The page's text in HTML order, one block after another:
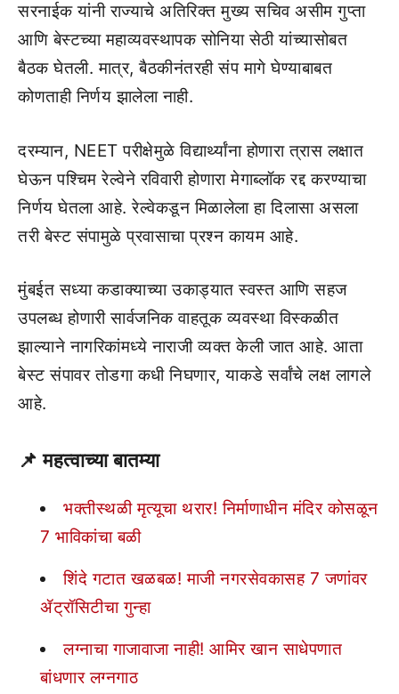
सरनाईक यांनी राज्याचे अतिरिक्त मुख्य सचिव असीम गुप्ता
आणि बेस्टच्या महाव्यवस्थापक सोनिया सेठी यांच्यासोबत
बैठक घेतली. मात्र, बैठकीनंतरही संप मागे घेण्याबाबत
कोणताही निर्णय झालेला नाही.
दरम्यान, NEET परीक्षेमुळे विद्यार्थ्यांना होणारा त्रास लक्षात
घेऊन पश्चिम रेल्वेने रविवारी होणारा मेगाब्लॉक रद्द करण्याचा
निर्णय घेतला आहे. रेल्वेकडून मिळालेला हा दिलासा असला
तरी बेस्ट संपामुळे प्रवासाचा प्रश्न कायम आहे.
मुंबईत सध्या कडाक्याच्या उकाड्यात स्वस्त आणि सहज
उपलब्ध होणारी सार्वजनिक वाहतूक व्यवस्था विस्कळीत
झाल्याने नागरिकांमध्ये नाराजी व्यक्त केली जात आहे. आता
बेस्ट संपावर तोडगा कधी निघणार, याकडे सर्वांचे लक्ष लागले
आहे.
📌महत्वाच्या बातम्या
भक्तीस्थळी मृत्यूचा थरार! निर्माणाधीन मंदिर कोसळून
7 भाविकांचा बळी
शिंदे गटात खळबळ! माजी नगरसेवकासह 7 जणांवर
ॲट्रॉसिटीचा गुन्हा
लग्नाचा गाजावाजा नाही! आमिर खान साधेपणात
बांधणार लग्नगाठ